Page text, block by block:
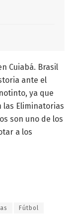
Cuiabá. Brasil
ante el
ya que
las Eliminatorias
son uno de los
a los
Fútbol